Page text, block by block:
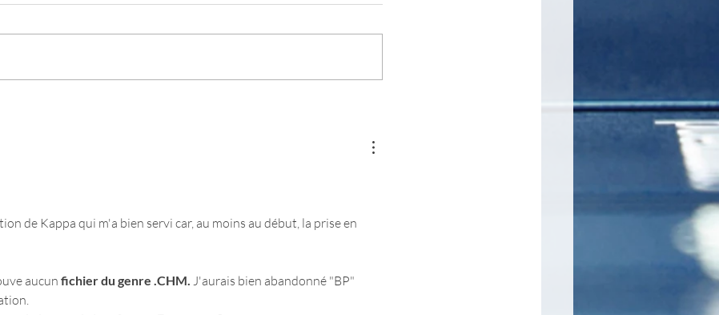
Balabolka Tokri
de Kappa qui m'a bien servi car, au moins au début, la prise en
aucun fichier du genre .CHM. J'aurais bien abandonné "BP"